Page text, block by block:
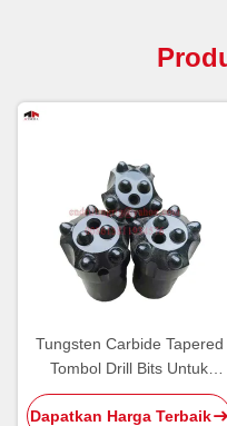
Tungsten Carbide Tapered
Tombol Drill Bits Untuk
Quarry Tunnel Bench Drilling
Dapatkan Harga Terbaik